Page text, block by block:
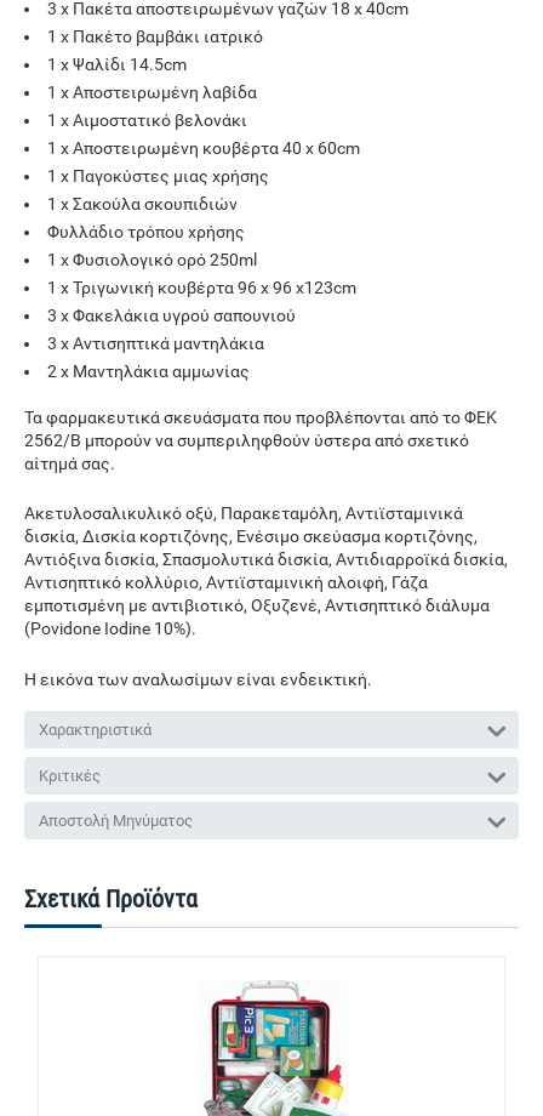
3 x Πακέτα αποστειρωμένων γαζών 18 x 40cm
1 x Πακέτο βαμβάκι ιατρικό
1 x Ψαλίδι 14.5cm
1 x Αποστειρωμένη λαβίδα
1 x Αιμοστατικό βελονάκι
1 x Αποστειρωμένη κουβέρτα 40 x 60cm
1 x Παγοκύστες μιας χρήσης
1 x Σακούλα σκουπιδιών
Φυλλάδιο τρόπου χρήσης
1 x Φυσιολογικό ορό 250ml
1 x Τριγωνική κουβέρτα 96 x 96 x123cm
3 x Φακελάκια υγρού σαπουνιού
3 x Αντισηπτικά μαντηλάκια
2 x Μαντηλάκια αμμωνίας
Τα φαρμακευτικά σκευάσματα που προβλέπονται από το ΦΕΚ
2562/Β μπορούν να συμπεριληφθούν ύστερα από σχετικό
αίτημά σας.
Ακετυλοσαλικυλικό οξύ, Παρακεταμόλη, Αντιϊσταμινικά
δισκία, Δισκία κορτιζόνης, Ενέσιμο σκεύασμα κορτιζόνης,
Αντιόξινα δισκία, Σπασμολυτικά δισκία, Αντιδιαρροϊκά δισκία,
Αντισηπτικό κολλύριο, Αντιϊσταμινική αλοιφή, Γάζα
εμποτισμένη με αντιβιοτικό, Οξυζενέ, Αντισηπτικό διάλυμα
(Povidone Iodine 10%).
Η εικόνα των αναλωσίμων είναι ενδεικτική.
Χαρακτηριστικά
Κριτικές
Αποστολή Μηνύματος
Σχετικά Προϊόντα